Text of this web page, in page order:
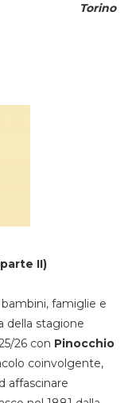
Torino
II)
famiglie e
della stagione
26 con Pinocchio
coinvolgente,
affascinare